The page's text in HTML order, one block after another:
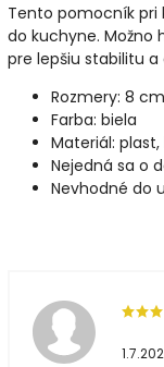
Tento pomocník pri
do kuchyne. Možno
pre lepšiu stabilitu
Rozmery: 8 cm
Farba: biela
Materiál: plast,
Nejedná sa o
Nevhodné do